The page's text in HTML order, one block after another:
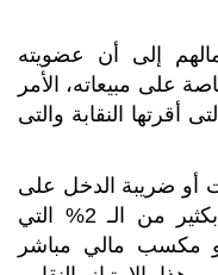
إلى أن عضويته
على مبيعاته، الأمر
يبرر تهربه من دفع الـ ٢٪ التى أقرتها النقابة والتى
أو ضريبة الدخل على
العمل الفني غالباً ما تكون أكبر بكثير من الـ 2% التي
هو مكسب مالي مباشر